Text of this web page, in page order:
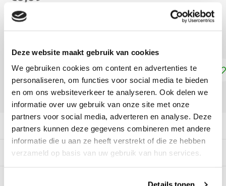
Deze website maakt gebruik van cookies
We gebruiken cookies om content en advertenties te
personaliseren, om functies voor social media te bieden
en om ons websiteverkeer te analyseren. Ook delen we
informatie over uw gebruik van onze site met onze
partners voor social media, adverteren en analyse. Deze
partners kunnen deze gegevens combineren met andere
informatie die u aan ze heeft verstrekt of die ze hebben
verzameld op basis van uw gebruik van hun services.
DIRECT LEVERBAAR
Toevoegen aan winkelwagen
DELEN:
Productomschrijving
Gerelateerde producten